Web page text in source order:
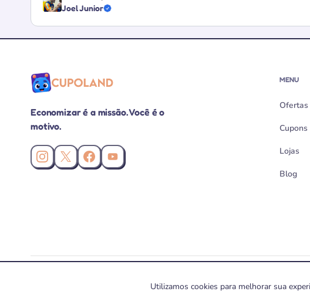
Joel JuniorLoja verificada
Economizar é a missão. Você é o
motivo.
Instagram da Cupoland
X (Twitter) da Cupoland
Facebook da Cupoland
Canal da Cupoland no YouTube
MENU
Ofertas
Cupons
Lojas
Blog
A Cupoland pode receber comissão pelas compras realizadas por meio de nossos
© 2026 Cupoland Veiculação e Divulgação Virtual Ltda – CNPJ 39.803.367/0001-89 –
Utilizamos cookies para melhorar sua